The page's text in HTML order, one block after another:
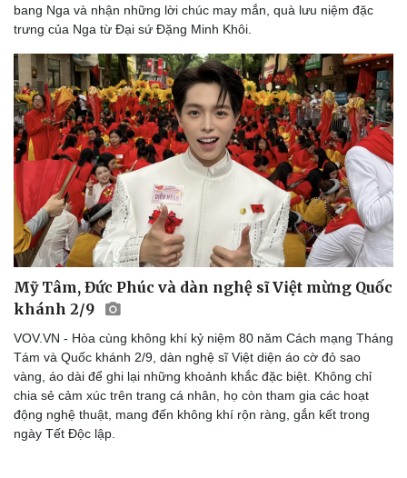
Sức khỏe
Dinh dưỡng - món ngon
Cây thuốc
Sản phụ khoa
Nam khoa
Làm đẹp - giảm cân
Phòng mạch online
Ăn sạch sống khỏe
Đời sống
Nhà đẹp
Blog
bang Nga và nhận những lời chúc may mắn, quà lưu niệm đặc
trưng của Nga từ Đại sứ Đặng Minh Khôi.
Mỹ Tâm, Đức Phúc và dàn nghệ sĩ Việt mừng Quốc
khánh 2/9
VOV.VN - Hòa cùng không khí kỷ niệm 80 năm Cách mạng Tháng
Tám và Quốc khánh 2/9, dàn nghệ sĩ Việt diện áo cờ đỏ sao
vàng, áo dài để ghi lại những khoảnh khắc đặc biệt. Không chỉ
chia sẻ cảm xúc trên trang cá nhân, họ còn tham gia các hoạt
động nghệ thuật, mang đến không khí rộn ràng, gắn kết trong
ngày Tết Độc lập.